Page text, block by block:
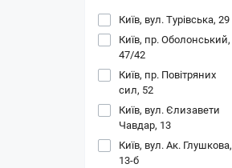
Київ, вул. Турівська, 29
Київ, пр. Оболонський,
47/42
Київ, пр. Повітряних
сил, 52
Київ, вул. Єлизавети
Чавдар, 13
Київ, вул. Ак. Глушкова,
13-б